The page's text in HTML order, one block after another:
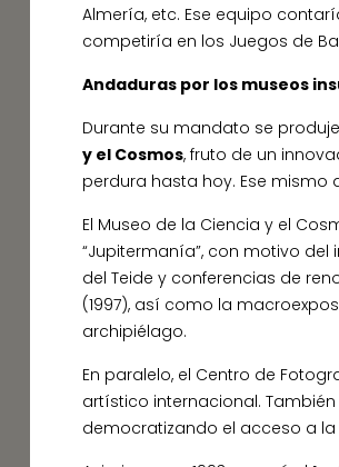
Almería, etc. Ese equipo
competiría en los Juegos de
Andaduras por los museos
Durante su mandato se
y el Cosmos, fruto de un
perdura hasta hoy. Ese mismo
El Museo de la Ciencia y el
“Jupitermanía”, con motivo
del Teide y conferencias de
(1997), así como la
archipiélago.
En paralelo, el Centro de
artístico internacional.
democratizando el acceso a